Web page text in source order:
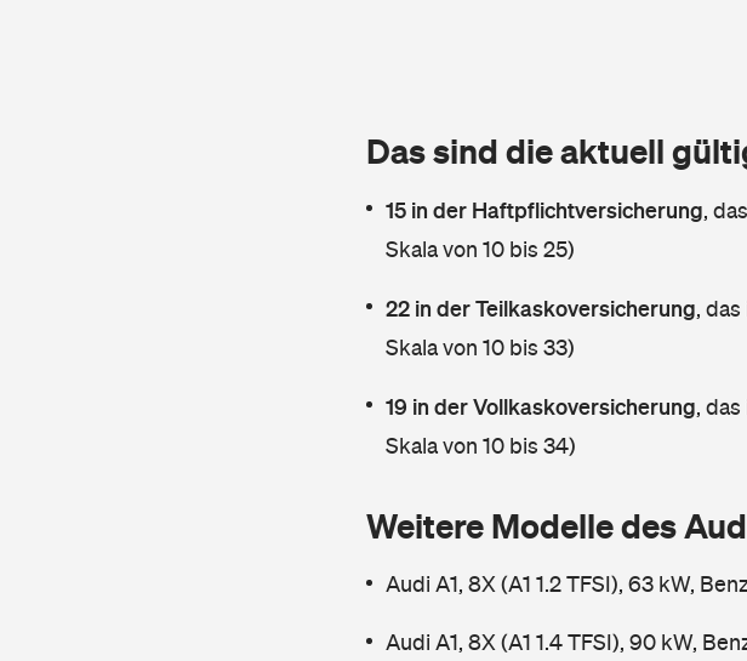
Das sind die aktuell
15 in der Haftpflichtversicherung,
Skala von 10 bis 25)
22 in der Teilkaskoversicherung, das
Skala von 10 bis 33)
19 in der Vollkaskoversicherung, das
Skala von 10 bis 34)
Weitere Modelle des
Audi A1, 8X (A1 1.2 TFSI), 63 kW,
Audi A1, 8X (A1 1.4 TFSI), 90 kW,